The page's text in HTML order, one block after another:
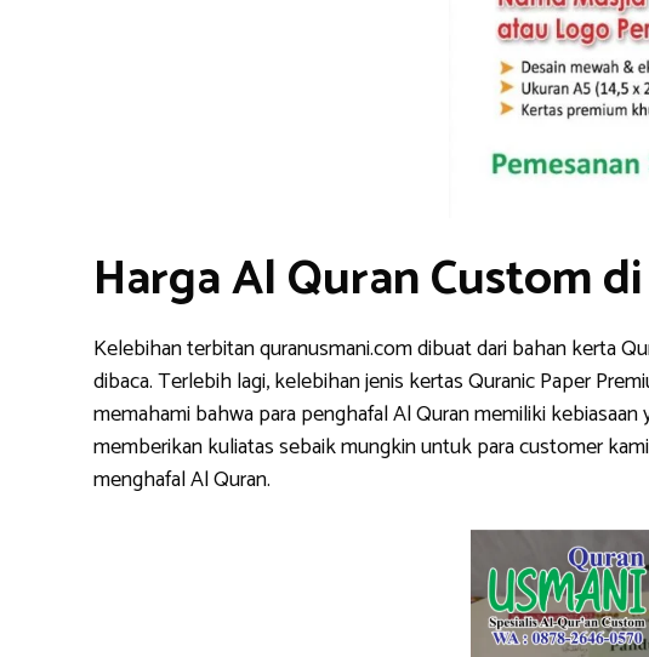
Harga Al Quran Custom
Kelebihan terbitan quranusmani.com dibuat dari bahan kerta
dibaca. Terlebih lagi, kelebihan jenis kertas Quranic Paper
memahami bahwa para penghafal Al Quran memiliki
memberikan kuliatas sebaik mungkin untuk para customer
menghafal Al Quran.